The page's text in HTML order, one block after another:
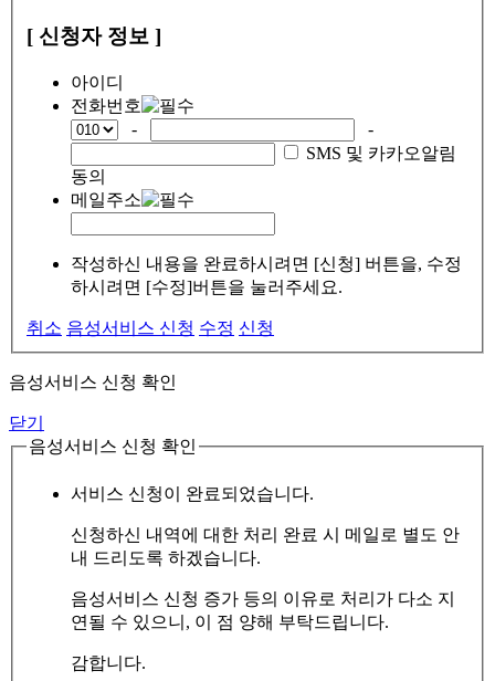
[ 신청자 정보 ]
아이디
전화번호
-
-
SMS 및 카카오알림
동의
메일주소
작성하신 내용을 완료하시려면 [신청] 버튼을, 수정
하시려면 [수정]버튼을 눌러주세요.
취소 음성서비스 신청 수정 신청
음성서비스 신청 확인
닫기
음성서비스 신청 확인
서비스 신청이 완료되었습니다.
신청하신 내역에 대한 처리 완료 시 메일로 별도 안
내 드리도록 하겠습니다.
음성서비스 신청 증가 등의 이유로 처리가 다소 지
연될 수 있으니, 이 점 양해 부탁드립니다.
감합니다.